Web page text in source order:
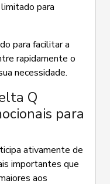
para
para facilitar a
rapidamente o
necessidade.
Q
para
ativamente de
importantes que
aos